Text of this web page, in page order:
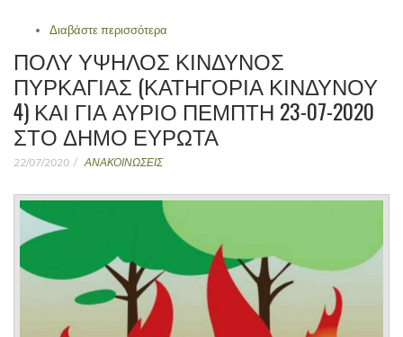
Διαβάστε περισσότερα
ΣΥΜΒΟΥΛΙΟΥ ΤΟΥ Ν.Π.Δ.Δ ΣΧΟΛΙΚΗ
ΕΠΙΤΡΟΠΗ ΔΕΥΤΕΡΟΒΑΘΜΙΑΣ
ΘΕΟΔΩΡΑΚΟΠΟΥΛΟΣ » ΔΗΜΟΥ ΕΥΡΩΤΑ
ΚΑΤΑ ΤΗΝ 2Η ΤΑΚΤΙΚΗ ΣΥΝΕΔΡΙΑΣΗ
ΠΟΛΥ ΥΨΗΛΟΣ ΚΙΝΔΥΝΟΣ
ΠΥΡΚΑΓΙΑΣ (ΚΑΤΗΓΟΡΙΑ ΚΙΝΔΥΝΟΥ
4) ΚΑΙ ΓΙΑ ΑΥΡΙΟ ΠΕΜΠΤΗ 23-07-2020
ΣΤΟ ΔΗΜΟ ΕΥΡΩΤΑ
22/07/2020 ΑΝΑΚΟΙΝΩΣΕΙΣ